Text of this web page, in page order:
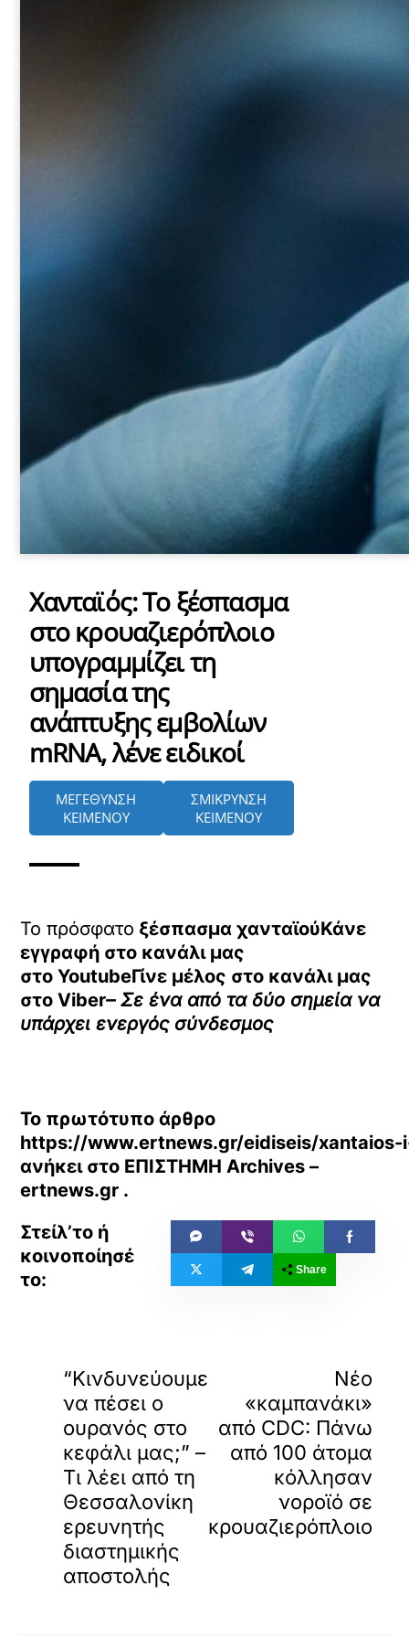
Χανταϊός: Το ξέσπασμα
στο κρουαζιερόπλοιο
υπογραμμίζει τη
σημασία της
ανάπτυξης εμβολίων
mRNA, λένε ειδικοί
ΜΕΓΕΘΥΝΣΗ
ΚΕΙΜΕΝΟΥ
ΣΜΙΚΡΥΝΣΗ
ΚΕΙΜΕΝΟΥ
Το πρόσφατο ξέσπασμα χανταϊούΚάνε
εγγραφή στο κανάλι μας
στοYoutubeΓίνε μέλος στο κανάλι μας
στοViber– Σε ένα από τα δύο σημεία να
υπάρχει ενεργός σύνδεσμος
Το πρωτότυπο άρθρο
https://www.ertnews.gr/eidiseis/
ανήκει στο ΕΠΙΣΤΗΜΗ Archives –
ertnews.gr .
Share
“Κινδυνεύουμε
να πέσει ο
ουρανός στο
κεφάλι μας;” –
Τι λέει από τη
Θεσσαλονίκη
ερευνητής
διαστημικής
αποστολής
Νέο
«καμπανάκι»
από CDC: Πάνω
από 100 άτομα
κόλλησαν
νοροϊό σε
κρουαζιερόπλοιο